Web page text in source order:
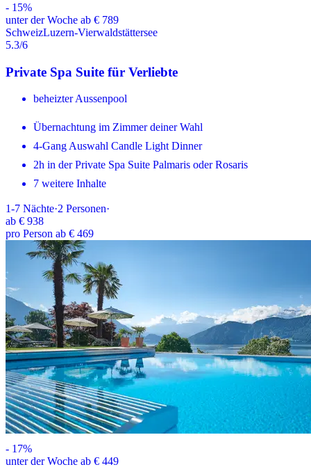
- 15%
unter der Woche ab € 789
SchweizLuzern-Vierwaldstättersee
5.3/6
Private Spa Suite für Verliebte
beheizter Aussenpool
Übernachtung im Zimmer deiner Wahl
4-Gang Auswahl Candle Light Dinner
2h in der Private Spa Suite Palmaris oder Rosaris
7 weitere Inhalte
1-7 Nächte·2 Personen·
ab € 938
pro Person ab € 469
- 17%
unter der Woche ab € 449